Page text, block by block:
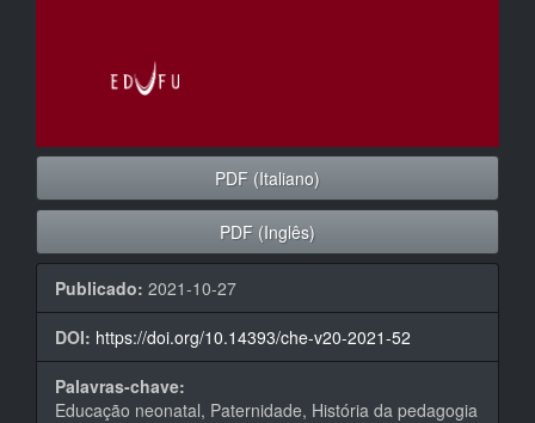
PDF (Italiano)
PDF (Inglês)
Publicado: 2021-10-27
DOI: https://doi.org/10.14393/che-v20-2021-52
Palavras-chave:
Educação neonatal, Paternidade, História da pedagogia